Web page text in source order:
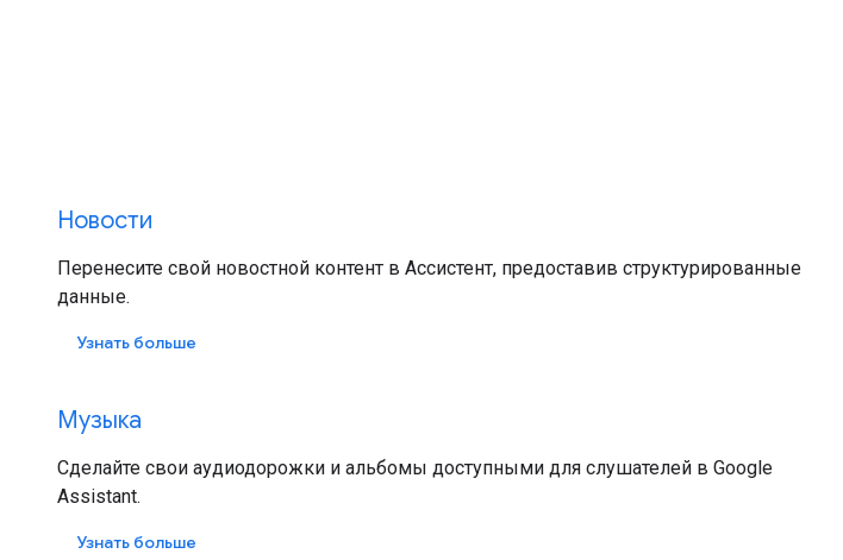
Новости
Перенесите свой новостной контент в Ассистент, предоставив структурированные
данные.
Узнать больше
Музыка
Сделайте свои аудиодорожки и альбомы доступными для слушателей в Google
Assistant.
Узнать больше